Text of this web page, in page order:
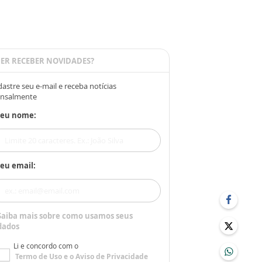
RECEBER NOVIDADES?
seu e-mail e receba notícias
nome:
email:
mais sobre como usamos seus
Li e concordo com o
Termo de Usoe oAviso de Privacidade